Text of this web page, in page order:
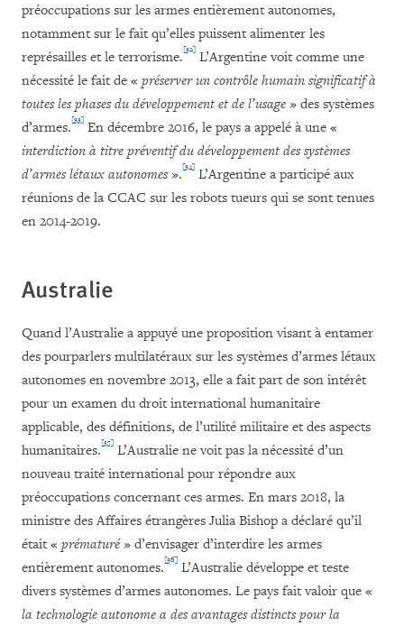
préoccupations sur les armes entièrement autonomes,
notamment sur le fait qu’elles puissent alimenter les
représailles et le terrorisme.[32] L’Argentine voit comme une
nécessité le fait de « préserver un contrôle humain significatif à
toutes les phases du développement et de l’usage » des systèmes
d’armes.[33] En décembre 2016, le pays a appelé à une «
interdiction à titre préventif du développement des systèmes
d’armes létaux autonomes».[34] L’Argentine a participé aux
réunions de la CCAC sur les robots tueurs qui se sont tenues
en 2014-2019.
Australie
Quand l’Australie a appuyé une proposition visant à entamer
des pourparlers multilatéraux sur les systèmes d’armes létaux
autonomes en novembre 2013, elle a fait part de son intérêt
pour un examen du droit international humanitaire
applicable, des définitions, de l’utilité militaire et des aspects
humanitaires.[35] L’Australie ne voit pas la nécessité d’un
nouveau traité international pour répondre aux
préoccupations concernant ces armes. En mars 2018, la
ministre des Affaires étrangères Julia Bishop a déclaré qu’il
était « prématuré» d’envisager d’interdire les armes
entièrement autonomes.[36] L’Australie développe et teste
divers systèmes d’armes autonomes. Le pays fait valoir que «
la technologie autonome a des avantages distincts pour la